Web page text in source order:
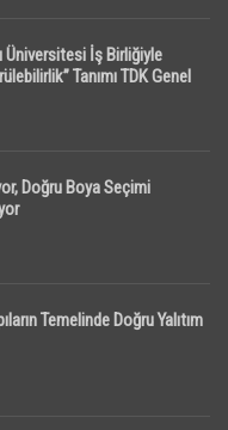
Üniversitesi İş Birliğiyle
Tanımı TDK Genel
Doğru Boya Seçimi
Temelinde Doğru Yalıtım